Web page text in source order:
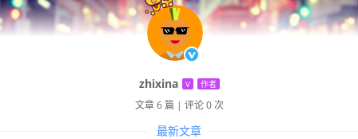
zhixina V 作者
文章 6 篇 | 评论 0 次
最新文章